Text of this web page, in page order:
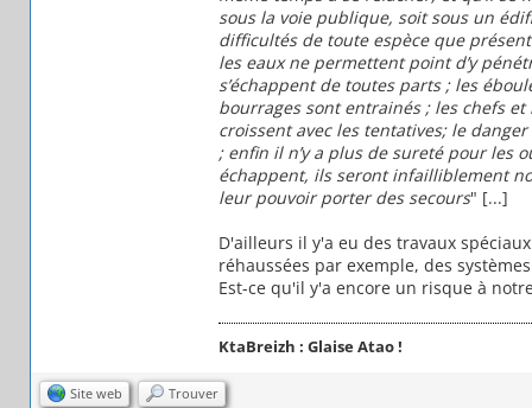
sous la voie publique, soit sous un
difficultés de toute espèce que
les eaux ne permettent point d’y
s’échappent de toutes parts ; les
bourrages sont entrainés ; les chefs
croissent avec les tentatives; le
; enfin il n’y a plus de sureté pour les
échappent, ils seront infailliblement
leur pouvoir porter des secours" [...]
D'ailleurs il y'a eu des travaux
réhaussées par exemple, des
Est-ce qu'il y'a encore un risque à
KtaBreizh : Glaise Atao !
Site web Trouver